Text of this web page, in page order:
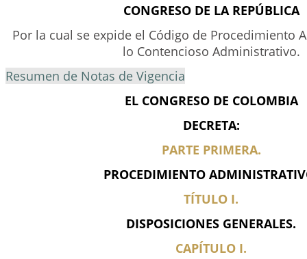
CONGRESO DE LA REPÚBLICA
Por la cual se expide el Código de Procedimiento
lo Contencioso Administrativo.
Resumen de Notas de Vigencia
EL CONGRESO DE COLOMBIA
DECRETA:
PARTE PRIMERA.
PROCEDIMIENTO
TÍTULO I.
DISPOSICIONES GENERALES.
CAPÍTULO I.